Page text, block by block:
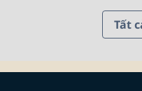
Tất